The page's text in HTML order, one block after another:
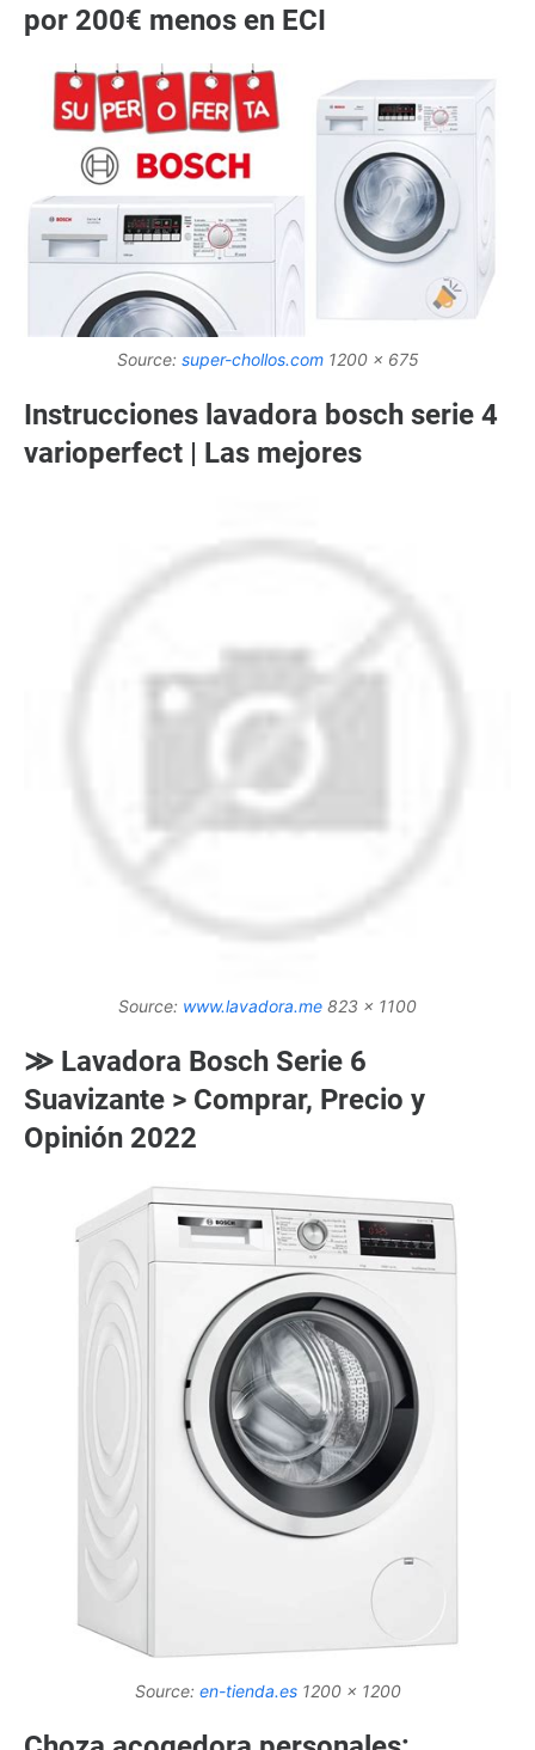
por 200€ menos en ECI
Source: super-chollos.com1200 x 675
Instrucciones lavadora bosch serie 4
varioperfect | Las mejores
Source: www.lavadora.me 823 x 1100
≫ Lavadora Bosch Serie 6
Suavizante > Comprar, Precio y
Opinión 2022
Source: en-tienda.es1200 x 1200